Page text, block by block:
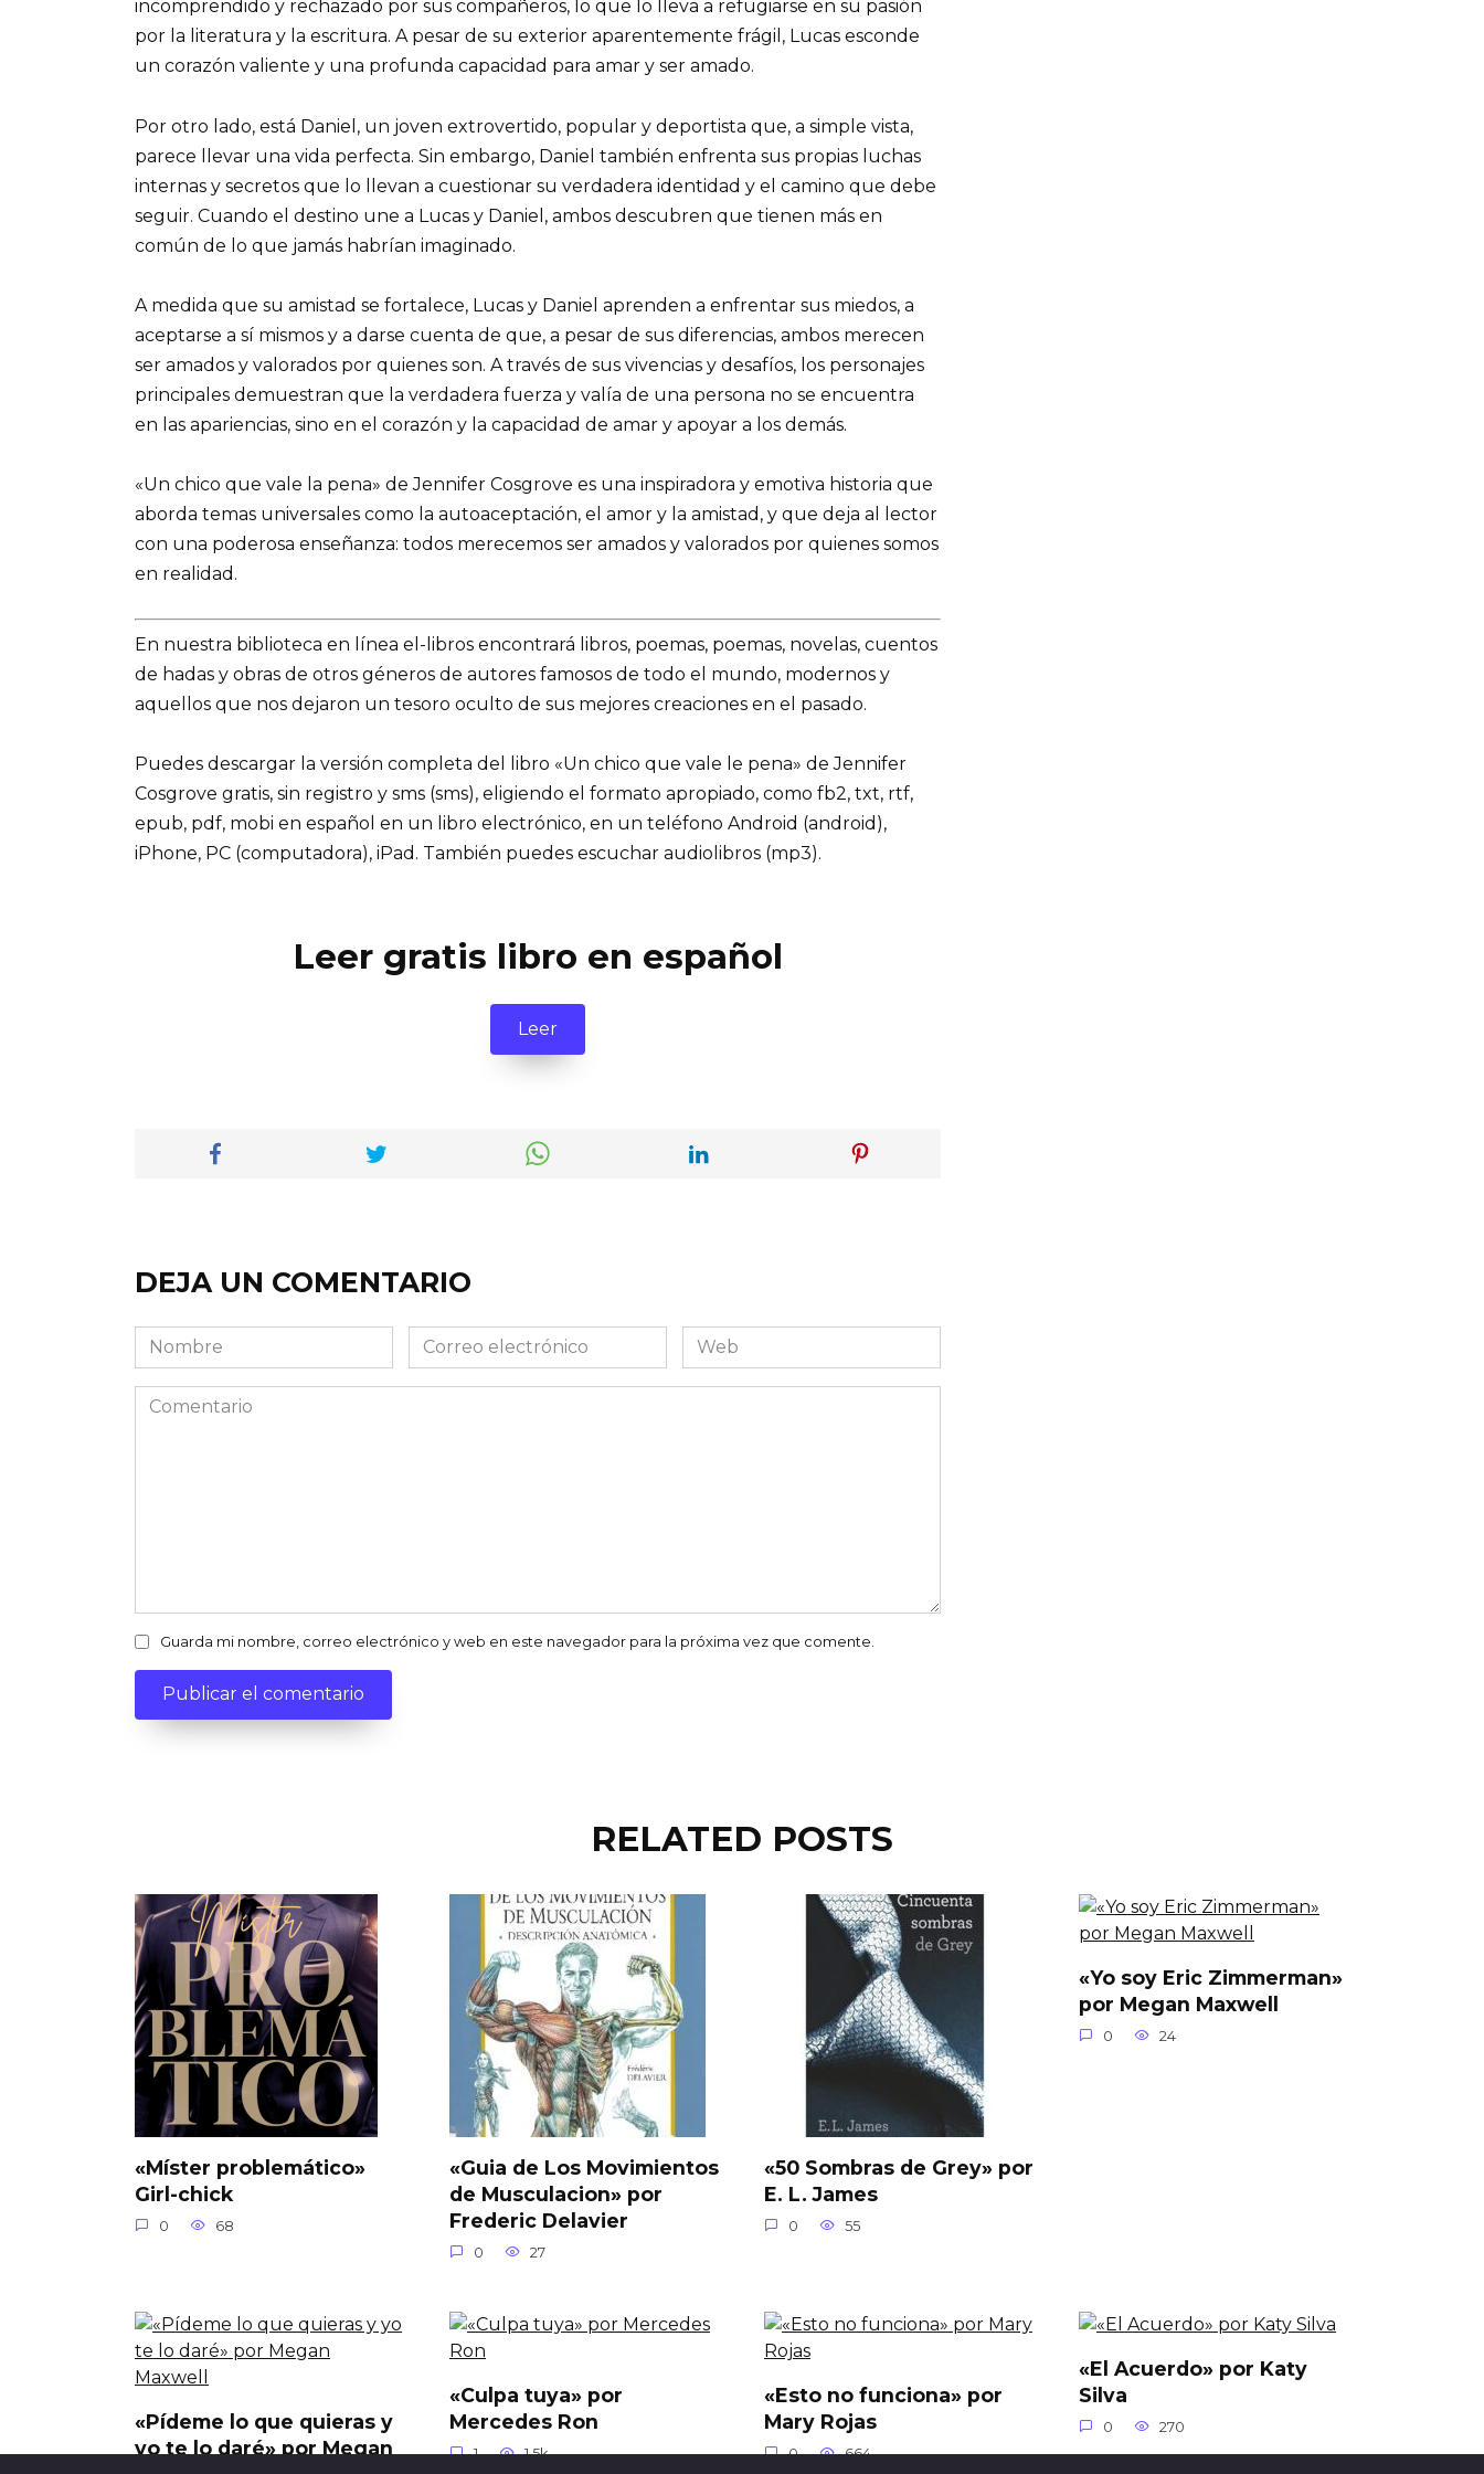
incomprendido y rechazado por sus compañeros, lo que lo lleva a refugiarse en su pasión
por la literatura y la escritura. A pesar de su exterior aparentemente frágil, Lucas esconde
un corazón valiente y una profunda capacidad para amar y ser amado.
Por otro lado, está Daniel, un joven extrovertido, popular y deportista que, a simple vista,
parece llevar una vida perfecta. Sin embargo, Daniel también enfrenta sus propias luchas
internas y secretos que lo llevan a cuestionar su verdadera identidad y el camino que debe
seguir. Cuando el destino une a Lucas y Daniel, ambos descubren que tienen más en
común de lo que jamás habrían imaginado.
A medida que su amistad se fortalece, Lucas y Daniel aprenden a enfrentar sus miedos, a
aceptarse a sí mismos y a darse cuenta de que, a pesar de sus diferencias, ambos merecen
ser amados y valorados por quienes son. A través de sus vivencias y desafíos, los personajes
principales demuestran que la verdadera fuerza y valía de una persona no se encuentra
en las apariencias, sino en el corazón y la capacidad de amar y apoyar a los demás.
«Un chico que vale la pena» de Jennifer Cosgrove es una inspiradora y emotiva historia que
aborda temas universales como la autoaceptación, el amor y la amistad, y que deja al lector
con una poderosa enseñanza: todos merecemos ser amados y valorados por quienes somos
en realidad.
En nuestra biblioteca en línea el-libros encontrará libros, poemas, poemas, novelas, cuentos
de hadas y obras de otros géneros de autores famosos de todo el mundo, modernos y
aquellos que nos dejaron un tesoro oculto de sus mejores creaciones en el pasado.
Puedes descargar la versión completa del libro «Un chico que vale le pena» de Jennifer
Cosgrove gratis, sin registro y sms (sms), eligiendo el formato apropiado, como fb2, txt, rtf,
epub, pdf, mobi en español en un libro electrónico, en un teléfono Android (android),
iPhone, PC (computadora), iPad. También puedes escuchar audiolibros (mp3).
Leer gratis libro en español
Leer
DEJA UN COMENTARIO
Nombre
Correo
electrónico
Web
Comentario
Guarda mi nombre, correo electrónico y web en este navegador para la próxima vez que comente.
RELATED POSTS
«Míster problemático»
Girl-chick
0 68
«Guia de Los Movimientos
de Musculacion» por
Frederic Delavier
0 27
«50 Sombras de Grey» por
E. L. James
0 55
«Yo soy Eric Zimmerman»
por Megan Maxwell
0 24
«Pídeme lo que quieras y
yo te lo daré» por Megan
«Culpa tuya» por
Mercedes Ron
1 1.5k.
«Esto no funciona» por
Mary Rojas
0 664
«El Acuerdo» por Katy
Silva
0 270